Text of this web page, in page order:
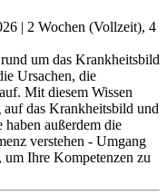
| 2 Wochen (Vollzeit), 4
um das Krankheitsbild
Ursachen, die
Mit diesem Wissen
auf das Krankheitsbild und
haben außerdem die
verstehen - Umgang
Ihre Kompetenzen zu